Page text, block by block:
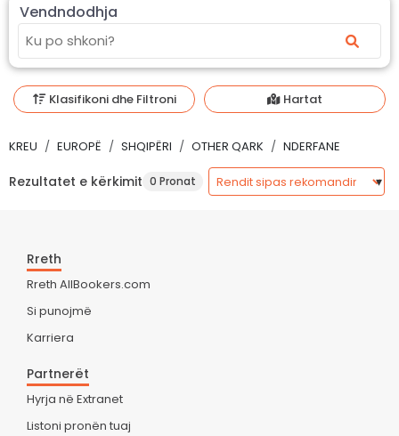
Vendndodhja
Klasifikoni dhe Filtroni Hartat
KREU EUROPË SHQIPËRI OTHER QARK NDERFANE
Rezultatet e kërkimit 0 Pronat
Rreth
Rreth AllBookers.com
Si punojmë
Karriera
Partnerët
Hyrja në Extranet
Listoni pronën tuaj